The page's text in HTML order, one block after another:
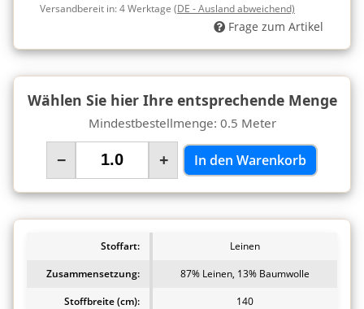
Versandbereit in:4 Werktage (DE - Ausland abweichend)
Frage zum Artikel
Wählen Sie hier Ihre entsprechende Menge
Mindestbestellmenge: 0.5 Meter
− + In den Warenkorb
Stoffart:
Leinen
Zusammensetzung:
87% Leinen, 13% Baumwolle
Stoffbreite (cm):
140